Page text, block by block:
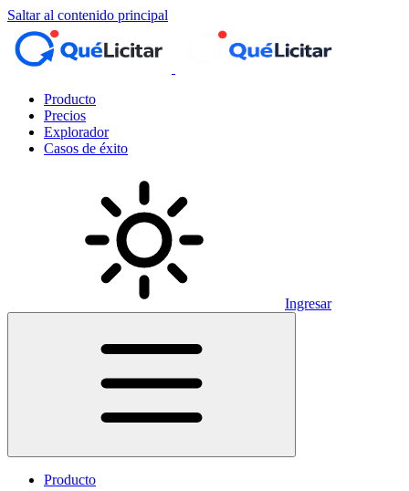
Saltar al contenido principal
Producto
Precios
Explorador
Casos de éxito
Ingresar
Producto